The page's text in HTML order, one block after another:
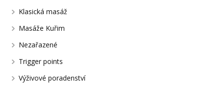
Klasická masáž
Masáže Kuřim
Nezařazené
Trigger points
Výživové poradenství